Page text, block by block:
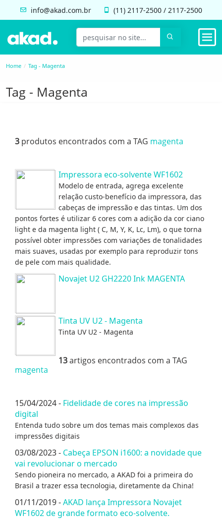
info@akad.com.br (11) 2117-2500 / 2117-2500
Home Tag - Magenta
Tag - Magenta
3 produtos encontrados com a TAG magenta
Impressora eco-solvente WF1602
Modelo de entrada, agrega excelente
relação custo-benefício da impressora, das
cabeças de impressão e das tintas. Um dos
pontos fortes é utilizar 6 cores com a adição da cor ciano
light e da magenta light ( C, M, Y, K, Lc, Lm), o que torna
possível obter impressões com variações de tonalidades
mais suaves, usadas por exemplo para reproduzir tons
de pele com mais qualidade.
Novajet U2 GH2220 Ink MAGENTA
Tinta UV U2 - Magenta
Tinta UV U2 - Magenta
13artigos encontrados com a TAG
magenta
15/04/2024 - Fidelidade de cores na impressão
digital
Entenda tudo sobre um dos temas mais complexos das
impressões digitais
03/08/2023 - Cabeça EPSON i1600: a novidade que
vai revolucionar o mercado
Sendo pioneira no mercado, a AKAD foi a primeira do
Brasil a trazer essa tecnologia, diretamente da China!
01/11/2019 -AKAD lança Impressora Novajet
WF1602 de grande formato eco-solvente.